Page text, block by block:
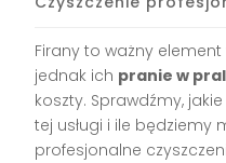
Firany to ważny
jednak ich pranie w
koszty. Sprawdźmy,
tej usługi i ile będziemy
profesjonalne